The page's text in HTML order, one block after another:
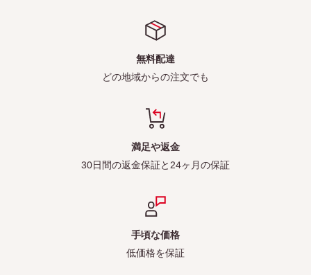
無料配達
どの地域からの注文でも
満足や返金
30日間の返金保証と24ヶ月の保証
手頃な価格
低価格を保証